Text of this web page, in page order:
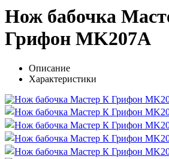
Нож бабочка
Грифон MK207A
Описание
Характеристики